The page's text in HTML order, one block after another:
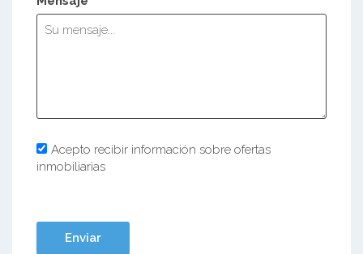
Acepto recibir información sobre ofertas
inmobiliarias